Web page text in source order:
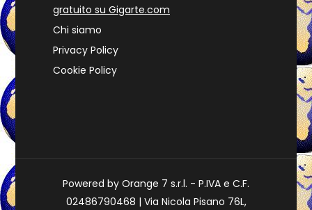
gratuito su Gigarte.com
Chi siamo
Privacy Policy
Cookie Policy
Powered by Orange 7 s.r.l. - P.IVA e C.F.
02486790468 | Via Nicola Pisano 76L,